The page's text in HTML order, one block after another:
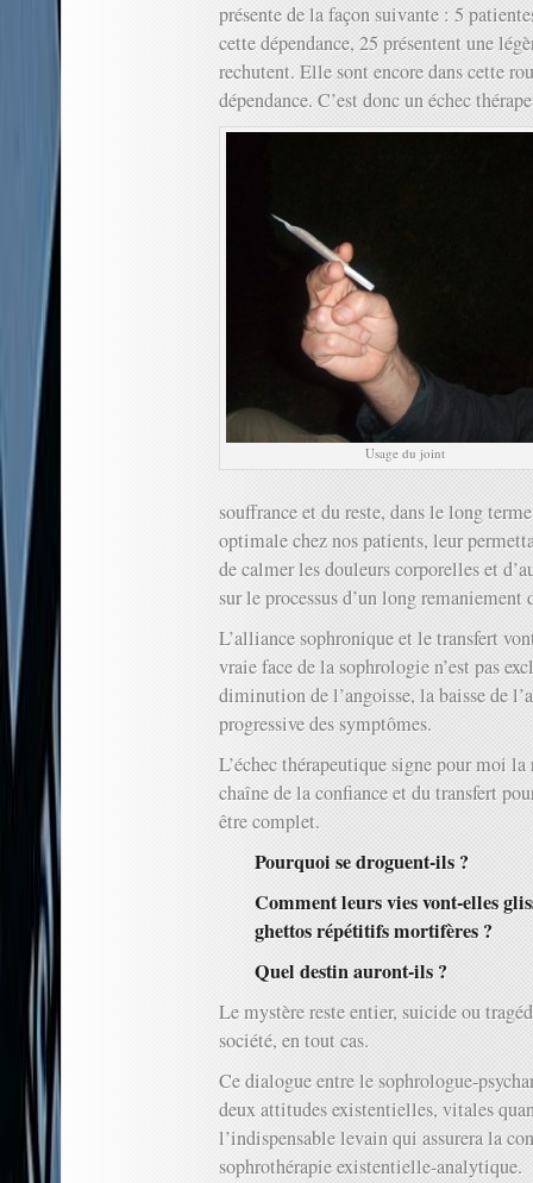
présente de la façon suivante : 5
cette dépendance, 25 présentent une
rechutent. Elle sont encore dans cette
dépendance. C’est donc un échec
Usage du joint
souffrance et du reste, dans le long
optimale chez nos patients, leur
de calmer les douleurs corporelles et
sur le processus d’un long remaniement
L’alliance sophronique et le transfert
vraie face de la sophrologie n’est pas
diminution de l’angoisse, la baisse de
progressive des symptômes.
L’échec thérapeutique signe pour moi
chaîne de la confiance et du transfert
être complet.
Pourquoi se droguent-ils ?
Comment leurs vies vont-elles
ghettos répétitifs mortifères ?
Quel destin auront-ils ?
Le mystère reste entier, suicide ou
société, en tout cas.
Ce dialogue entre le sophrologue-
deux attitudes existentielles, vitales
l’indispensable levain qui assurera la
sophrothérapie existentielle-analytique.